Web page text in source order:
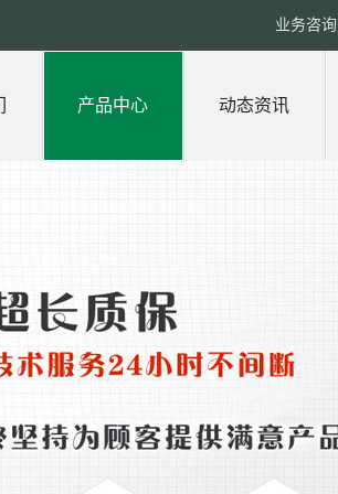
业务咨
产品中心 动态资讯